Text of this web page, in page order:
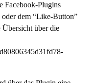
Facebook-Plugins
dem “Like-Button”
Übersicht über die